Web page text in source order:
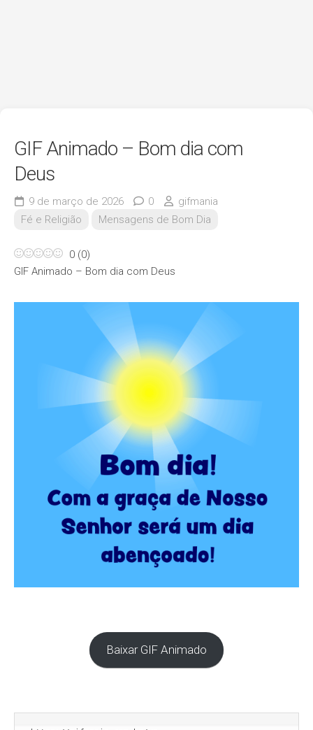
GIF Animado – Bom dia com
Deus
9 de março de 2026 0
gifmania
Fé e Religião
Mensagens de Bom Dia
0 (0)
GIF Animado – Bom dia com Deus
Baixar GIF Animado